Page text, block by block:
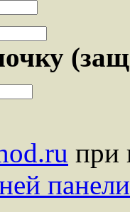
при
панели